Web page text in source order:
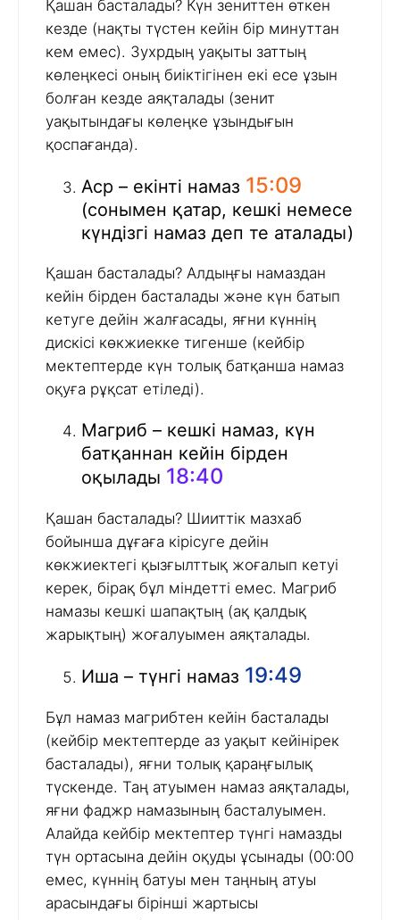
Қашан басталады? Күн зениттен өткен
кезде (нақты түстен кейін бір минуттан
кем емес). Зухрдың уақыты заттың
көлеңкесі оның биіктігінен екі есе ұзын
болған кезде аяқталады (зенит
уақытындағы көлеңке ұзындығын
қоспағанда).
Аср – екінті намаз 15:09
(сонымен қатар, кешкі немесе
күндізгі намаз деп те аталады)
Қашан басталады? Алдыңғы намаздан
кейін бірден басталады және күн батып
кетуге дейін жалғасады, яғни күннің
дискісі көкжиекке тигенше (кейбір
мектептерде күн толық батқанша намаз
оқуға рұқсат етіледі).
Магриб – кешкі намаз, күн
батқаннан кейін бірден
оқылады 18:40
Қашан басталады? Шииттік мазхаб
бойынша дұғаға кірісуге дейін
көкжиектегі қызғылттық жоғалып кетуі
керек, бірақ бұл міндетті емес. Магриб
намазы кешкі шапақтың (ақ қалдық
жарықтың) жоғалуымен аяқталады.
Иша – түнгі намаз 19:49
Бұл намаз магрибтен кейін басталады
(кейбір мектептерде аз уақыт кейінірек
басталады), яғни толық қараңғылық
түскенде. Таң атуымен намаз аяқталады,
яғни фаджр намазының басталуымен.
Алайда кейбір мектептер түнгі намазды
түн ортасына дейін оқуды ұсынады (00:00
емес, күннің батуы мен таңның атуы
арасындағы бірінші жартысы